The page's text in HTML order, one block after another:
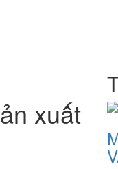
xuất